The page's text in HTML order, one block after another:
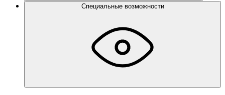
Специальные возможности